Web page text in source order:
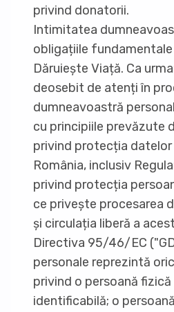
privind donatorii.
Intimitatea
obligațiile
Dăruiește Viață. Ca
deosebit de atenți în
dumneavoastră
cu principiile prevăzute
privind protecția datelor
România, inclusiv
privind protecția
ce privește procesarea
și circulația liberă a
Directiva 95/46/EC
personale reprezintă
privind o persoană
identificabilă; o